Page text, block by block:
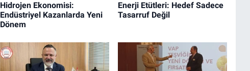
Hidrojen Ekonomisi:
Endüstriyel Kazanlarda Yeni
Dönem
Enerji Etütleri: Hedef Sadece
Tasarruf Değil